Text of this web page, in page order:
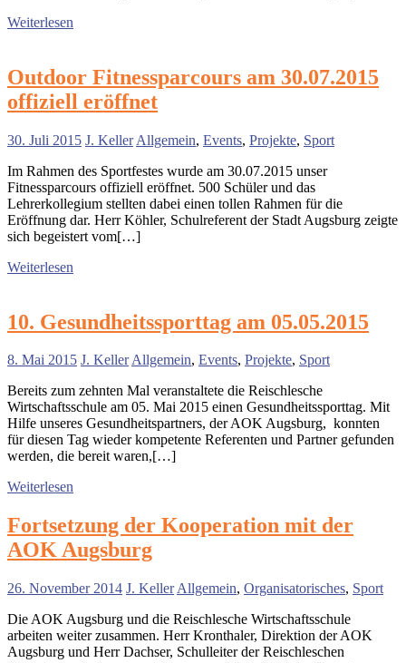
Weiterlesen
Outdoor Fitnessparcours am 30.07.2015
offiziell eröffnet
30. Juli 2015 J. Keller Allgemein, Events, Projekte, Sport
Im Rahmen des Sportfestes wurde am 30.07.2015 unser
Fitnessparcours offiziell eröffnet. 500 Schüler und das
Lehrerkollegium stellten dabei einen tollen Rahmen für die
Eröffnung dar. Herr Köhler, Schulreferent der Stadt Augsburg zeigte
sich begeistert vom[…]
Weiterlesen
10. Gesundheitssporttag am 05.05.2015
8. Mai 2015 J. KellerAllgemein, Events, Projekte, Sport
Bereits zum zehnten Mal veranstaltete die Reischlesche
Wirtschaftsschule am 05. Mai 2015 einen Gesundheitssporttag. Mit
Hilfe unseres Gesundheitspartners, der AOK Augsburg, konnten
für diesen Tag wieder kompetente Referenten und Partner gefunden
werden, die bereit waren,[…]
Weiterlesen
Fortsetzung der Kooperation mit der
AOK Augsburg
26. November 2014 J. Keller Allgemein, Organisatorisches, Sport
Die AOK Augsburg und die Reischlesche Wirtschaftsschule
arbeiten weiter zusammen. Herr Kronthaler, Direktion der AOK
Augsburg und Herr Dachser, Schulleiter der Reischleschen